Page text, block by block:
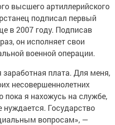
высшего артиллерийского
подписал первый
в 2007 году. Подписав
он исполняет свои
военной операции.
заработная плата. Для меня,
несовершеннолетних
пока я нахожусь на службе,
нуждается. Государство
вопросам», —